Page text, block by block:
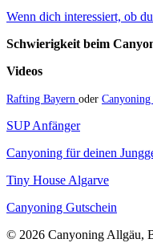
Wenn dich interessiert, ob
Schwierigkeit beim
Videos
Rafting Bayern oder
SUP Anfänger
Canyoning für deinen
Tiny House Algarve
Canyoning Gutschein
© 2026 Canyoning Allgäu,